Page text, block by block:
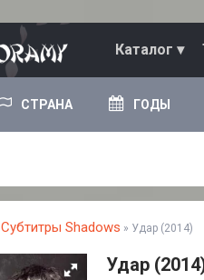
Каталог ▾
СТРАНА ГОДЫ
Субтитры Shadows » Удар (2014)
Удар